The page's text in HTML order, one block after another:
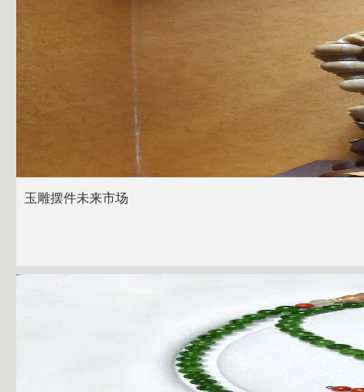
玉雕摆件未来市场